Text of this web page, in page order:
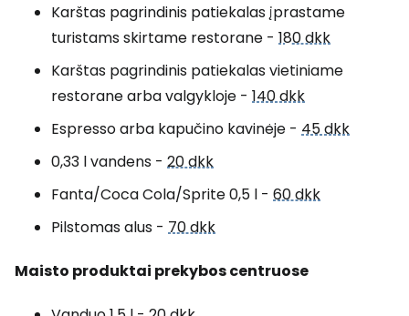
Karštas pagrindinis patiekalas įprastame
turistams skirtame restorane - 180 dkk
Karštas pagrindinis patiekalas vietiniame
restorane arba valgykloje - 140 dkk
Espresso arba kapučino kavinėje - 45 dkk
0,33 l vandens - 20 dkk
Fanta/Coca Cola/Sprite 0,5 l - 60 dkk
Pilstomas alus - 70 dkk
Maisto produktai prekybos centruose